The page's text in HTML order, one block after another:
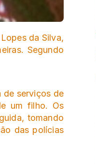
da Silva,
Segundo
de serviços de
um filho. Os
tomando
das polícias